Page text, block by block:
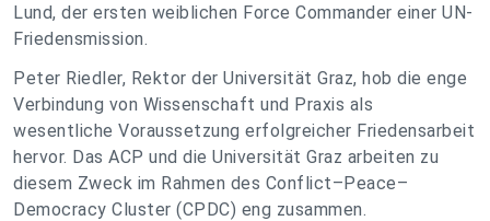
Lund, der ersten weiblichen Force Commander einer UN-
Friedensmission.
Peter Riedler, Rektor der Universität Graz, hob die enge
Verbindung von Wissenschaft und Praxis als
wesentliche Voraussetzung erfolgreicher Friedensarbeit
hervor. Das ACP und die Universität Graz arbeiten zu
diesem Zweck im Rahmen des Conflict–Peace–
Democracy Cluster (CPDC) eng zusammen.